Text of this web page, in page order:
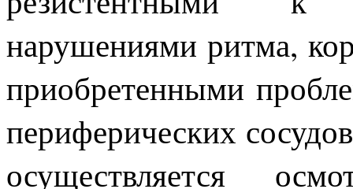
нарушениями ритма,
приобретенными
периферических
осуществляется